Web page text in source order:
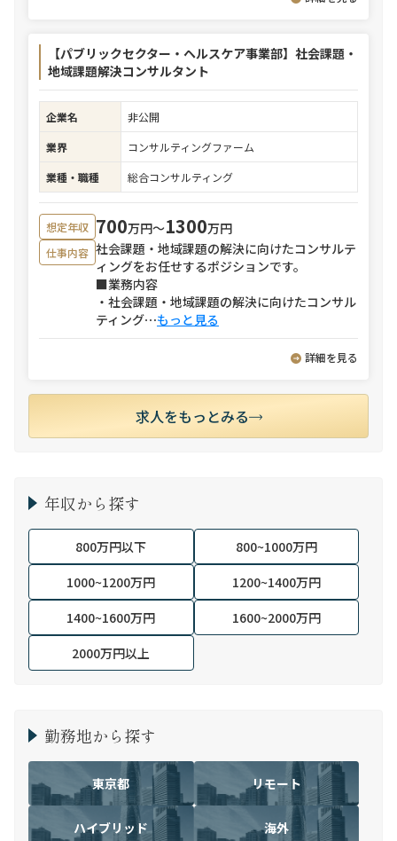
【パブリックセクター・ヘルスケア事業部】社会課題・
地域課題解決コンサルタント
企業名
非公開
業界
コンサルティングファーム
業種・職種
総合コンサルティング
想定年収 700万円〜1300万円
仕事内容 社会課題・地域課題の解決に向けたコンサルテ
ィングをお任せするポジションです。
■業務内容
・社会課題・地域課題の解決に向けたコンサル
ティング⋯もっと見る
詳細を見る
求人をもっとみる
年収から探す
800万円以下
800~1000万円
1000~1200万円
1200~1400万円
1400~1600万円
1600~2000万円
2000万円以上
勤務地から探す
東京都 リモート
ハイブリッド 海外